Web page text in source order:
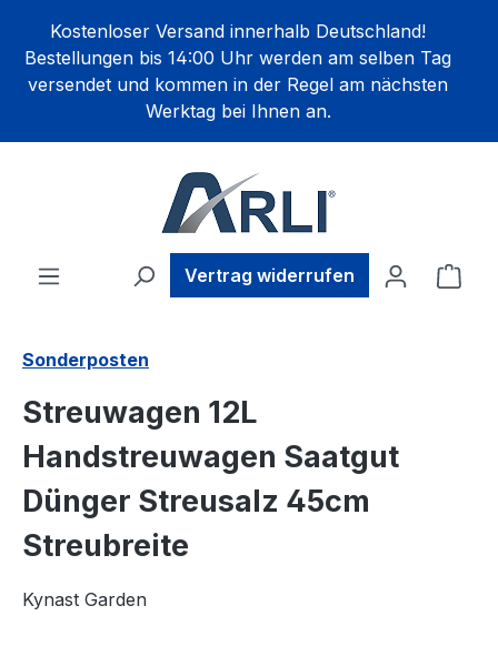
springen
Kostenloser Versand innerhalb Deutschland!
Bestellungen bis 14:00 Uhr werden am selben Tag
versendet und kommen in der Regel am nächsten
Werktag bei Ihnen an.
Vertrag widerrufen
Sonderposten
Streuwagen 12L
Handstreuwagen Saatgut
Dünger Streusalz 45cm
Streubreite
Kynast Garden